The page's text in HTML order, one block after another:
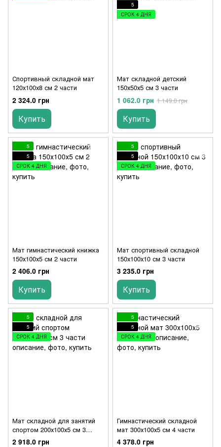
Спортивный складной мат
120х100х8 см 2 части
2 324.0 грн
Купить
5
СРОК 4 ДНЯ
Мат складной детский
150х50х5 см 3 части
1 062.0 грн 1 149.0 грн
Купить
5
5
СРОК 4 ДНЯ
Мат гимнастический книжка
150х100х5 см 2 части
2 406.0 грн
Купить
5
5
СРОК 4 ДНЯ
Мат спортивный складной
150х100х10 см 3 части
3 235.0 грн
Купить
5
5
СРОК 4 ДНЯ
Мат складной для занятий
спортом 200х100х5 см 3
части
2 918.0 грн
5
5
СРОК 4 ДНЯ
Гимнастический складной
мат 300х100х5 см 4 части
4 378.0 грн